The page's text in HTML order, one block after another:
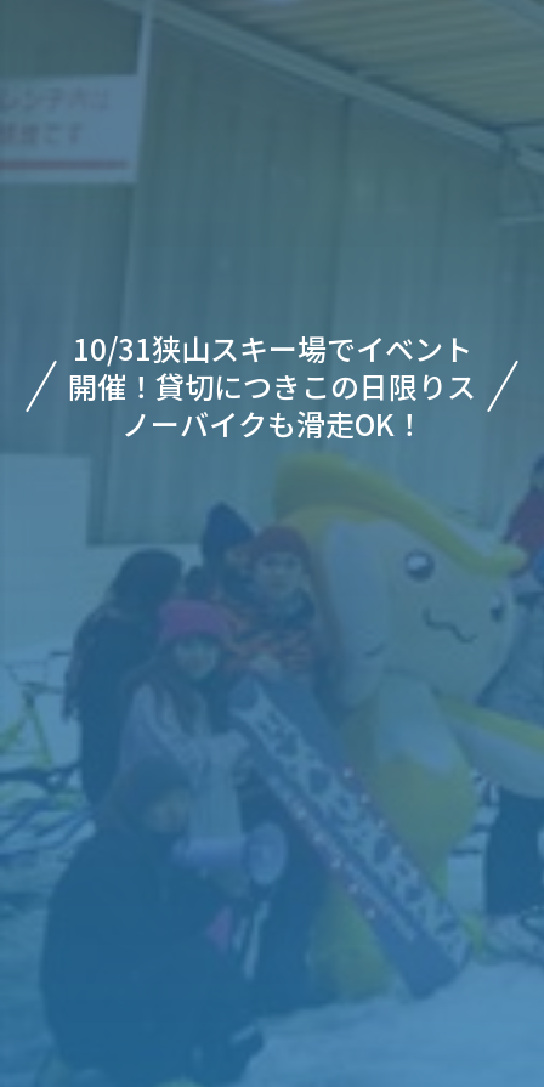
10/31狭山スキー場でイベント
開催！貸切につきこの日限りス
ノーバイクも滑走OK！